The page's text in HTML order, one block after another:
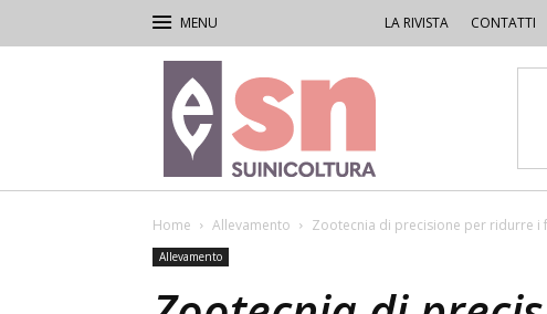
LA RIVISTA CONTATTI
Rivista
di
Suinicoltura
Home Allevamento Zootecnia di precisione per ridurre i
Allevamento